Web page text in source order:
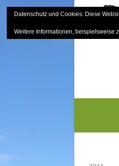
to
Datenschutz und Cookies: Diese
Weitere Informationen, beispielsweise